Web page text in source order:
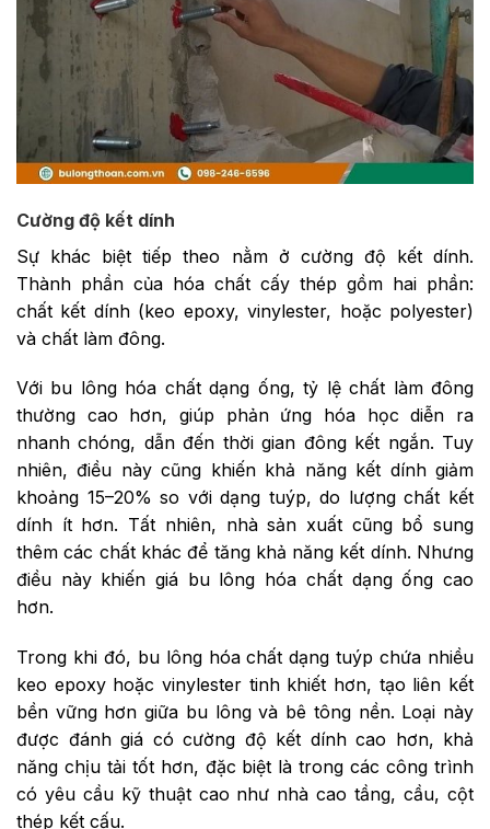
Cường độ kết dính
Sự khác biệt tiếp theo nằm ở cường độ kết dính.
Thành phần của hóa chất cấy thép gồm hai phần:
chất kết dính (keo epoxy, vinylester, hoặc polyester)
và chất làm đông.
Với bu lông hóa chất dạng ống, tỷ lệ chất làm đông
thường cao hơn, giúp phản ứng hóa học diễn ra
nhanh chóng, dẫn đến thời gian đông kết ngắn. Tuy
nhiên, điều này cũng khiến khả năng kết dính giảm
khoảng 15–20% so với dạng tuýp, do lượng chất kết
dính ít hơn. Tất nhiên, nhà sản xuất cũng bổ sung
thêm các chất khác để tăng khả năng kết dính. Nhưng
điều này khiến giá bu lông hóa chất dạng ống cao
hơn.
Trong khi đó, bu lông hóa chất dạng tuýp chứa nhiều
keo epoxy hoặc vinylester tinh khiết hơn, tạo liên kết
bền vững hơn giữa bu lông và bê tông nền. Loại này
được đánh giá có cường độ kết dính cao hơn, khả
năng chịu tải tốt hơn, đặc biệt là trong các công trình
có yêu cầu kỹ thuật cao như nhà cao tầng, cầu, cột
thép kết cấu.